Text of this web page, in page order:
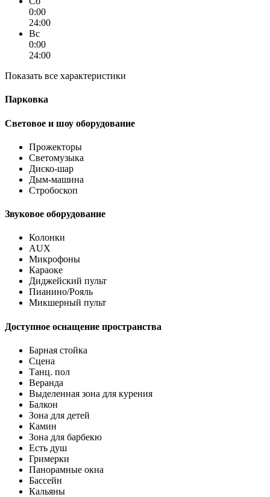
0:00
24:00
Вс
0:00
24:00
Показать все характеристики
Парковка
Световое и шоу оборудование
Прожекторы
Светомузыка
Диско-шар
Дым-машина
Стробоскоп
Звуковое оборудование
Колонки
AUX
Микрофоны
Караоке
Диджейский пульт
Пианино/Рояль
Микшерный пульт
Доступное оснащение пространства
Барная стойка
Сцена
Танц. пол
Веранда
Выделенная зона для курения
Балкон
Зона для детей
Камин
Зона для барбекю
Есть душ
Гримерки
Панорамные окна
Бассейн
Кальяны